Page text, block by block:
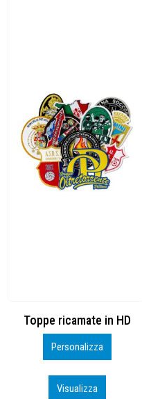
KIT CAMP 100 2026_perso
Personalizza
Visualizza